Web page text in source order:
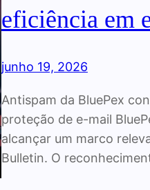
eficiência em
junho 19, 2026
Antispam da BluePex
proteção de e-mail
alcançar um marco
Bulletin. O